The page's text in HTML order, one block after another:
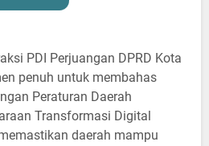
PDI Perjuangan DPRD Kota
penuh untuk membahas
Peraturan Daerah
Transformasi Digital
daerah mampu